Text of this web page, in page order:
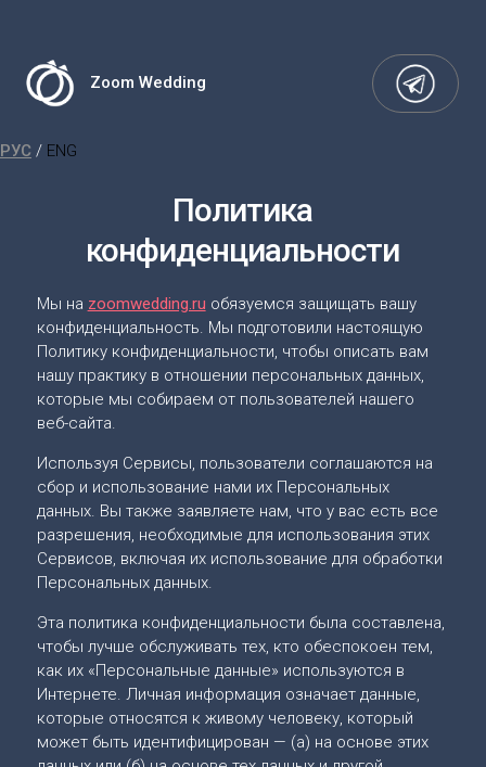
Zoom Wedding
РУС / ENG
Политика
конфиденциальности
Мы на zoomwedding.ru обязуемся защищать вашу
конфиденциальность. Мы подготовили настоящую
Политику конфиденциальности, чтобы описать вам
нашу практику в отношении персональных данных,
которые мы собираем от пользователей нашего
веб-сайта.
Используя Сервисы, пользователи соглашаются на
сбор и использование нами их Персональных
данных. Вы также заявляете нам, что у вас есть все
разрешения, необходимые для использования этих
Сервисов, включая их использование для обработки
Персональных данных.
Эта политика конфиденциальности была составлена,
чтобы лучше обслуживать тех, кто обеспокоен тем,
как их «Персональные данные» используются в
Интернете. Личная информация означает данные,
которые относятся к живому человеку, который
может быть идентифицирован — (а) на основе этих